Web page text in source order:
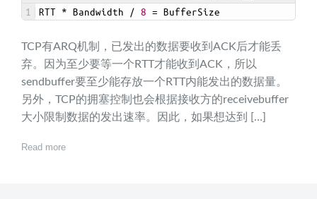
1 RTT * Bandwidth / 8 = BufferSize
TCP有ARQ机制，已发出的数据要收到ACK后才能丢
弃。因为至少要等一个RTT才能收到ACK，所以
sendbuffer要至少能存放一个RTT内能发出的数据量。
另外，TCP的拥塞控制也会根据接收方的receivebuffer
大小限制数据的发出速率。因此，如果想达到 […]
Read more